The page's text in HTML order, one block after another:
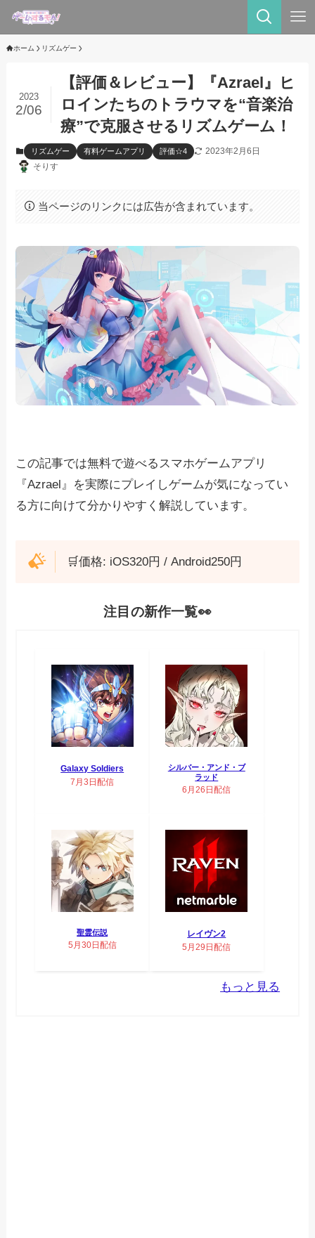
ホーム リズムゲー
【評価＆レビュー】『Azrael』ヒ
ロインたちのトラウマを“音楽治
療”で克服させるリズムゲーム！
2023
2/06
リズムゲー 有料ゲームアプリ 評価☆4
2023年2月6日
そりす
当ページのリンクには広告が含まれています。
この記事では無料で遊べるスマホゲームアプリ
『Azrael』を実際にプレイしゲームが気になってい
る方に向けて分かりやすく解説しています。
🛒価格: iOS320円 / Android250円
注目の新作一覧👀
Galaxy Soldiers
7月3日配信
シルバー・アンド・ブ
ラッド
6月26日配信
聖霊伝説
5月30日配信
レイヴン2
5月29日配信
もっと見る